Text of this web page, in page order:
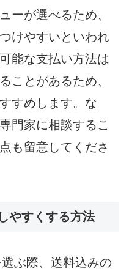
ーが選べるため、
けやすいといわれ
能な支払い方法は
ことがあるため、
すめします。な
門家に相談するこ
も留意してくださ
やすくする方法
ぶ際、送料込みの